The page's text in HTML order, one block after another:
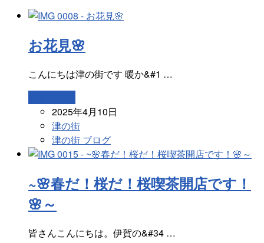
お花見🌸
こんにちは津の街です 暖か&#1 …
2025年4月10日
津の街
津の街 ブログ
~🌸春だ！桜だ！桜喫茶開店です！
🌸～
皆さんこんにちは。伊賀の&#34 …